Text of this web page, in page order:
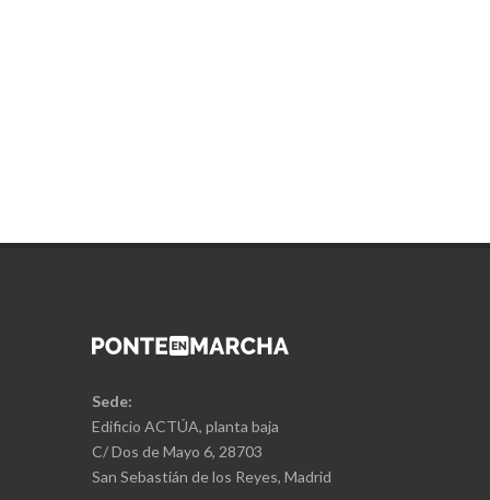
Sede:
Edificio ACTÚA, planta baja
C/ Dos de Mayo 6, 28703
San Sebastián de los Reyes, Madrid